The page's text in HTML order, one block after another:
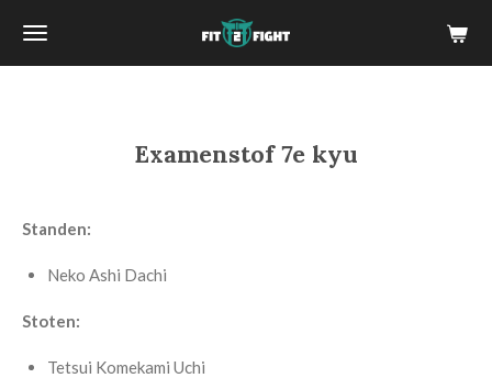
Ga
Examenstof 7e kyu
Standen:
Neko Ashi Dachi
Stoten:
Tetsui Komekami Uchi